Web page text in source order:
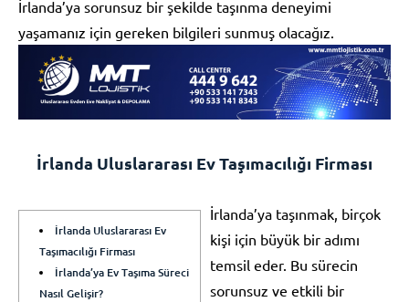
İrlanda’ya sorunsuz bir şekilde taşınma deneyimi
yaşamanız için gereken bilgileri sunmuş olacağız.
İrlanda Uluslararası Ev Taşımacılığı Firması
İrlanda Uluslararası Ev
Taşımacılığı Firması
İrlanda’ya Ev Taşıma Süreci
Nasıl Gelişir?
İrlanda’ya taşınmak, birçok
kişi için büyük bir adımı
temsil eder. Bu sürecin
sorunsuz ve etkili bir